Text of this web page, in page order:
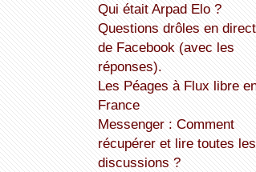
Qui était Arpad Elo ?
Questions drôles en direct
de Facebook (avec les
réponses).
Les Péages à Flux libre en
France
Messenger : Comment
récupérer et lire toutes les
discussions ?